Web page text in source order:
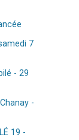
7
- 29
-
19 -